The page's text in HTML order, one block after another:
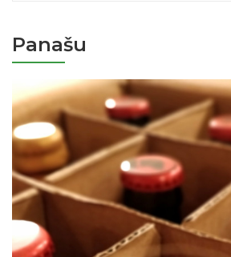
Panašu